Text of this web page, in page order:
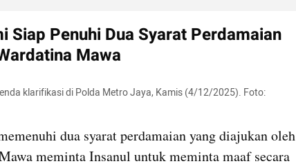
Siap Penuhi Dua Syarat Perdamaian
Mawa
klarifikasi di Polda Metro Jaya, Kamis (4/12/2025). Foto:
dua syarat perdamaian yang diajukan oleh
meminta Insanul untuk meminta maaf secara